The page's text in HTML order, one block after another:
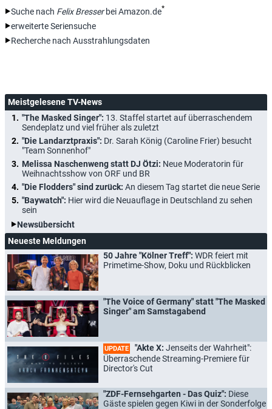
Suche nach Felix Bresserbei Amazon.de*
erweiterte Seriensuche
Recherche nach Ausstrahlungsdaten
Meistgelesene TV-News
"The Masked Singer": 13. Staffel startet auf überraschendem
Sendeplatz und viel früher als zuletzt
"Die Landarztpraxis": Dr. Sarah König (Caroline Frier) besucht
"Team Sonnenhof"
Melissa Naschenweng statt DJ Ötzi: Neue Moderatorin für
Weihnachtsshow von ORF und BR
"Die Flodders" sind zurück: An diesem Tag startet die neue Serie
"Baywatch": Hier wird die Neuauflage in Deutschland zu sehen
sein
Newsübersicht
Neueste Meldungen
50 Jahre "Kölner Treff": WDR feiert mit
Primetime-Show, Doku und Rückblicken
"The Voice of Germany" statt "The Masked
Singer" am Samstagabend
UPDATE "Akte X: Jenseits der Wahrheit":
Überraschende Streaming-Premiere für
Director's Cut
"ZDF-Fernsehgarten - Das Quiz": Diese
Gäste spielen gegen Kiwi in der Sonderfolge